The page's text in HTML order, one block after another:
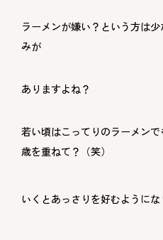
ラーメンが嫌い？という方は
みが
ありますよね？
若い頃はこってりのラーメン
歳を重ねて？（笑）
いくとあっさりを好むようにな